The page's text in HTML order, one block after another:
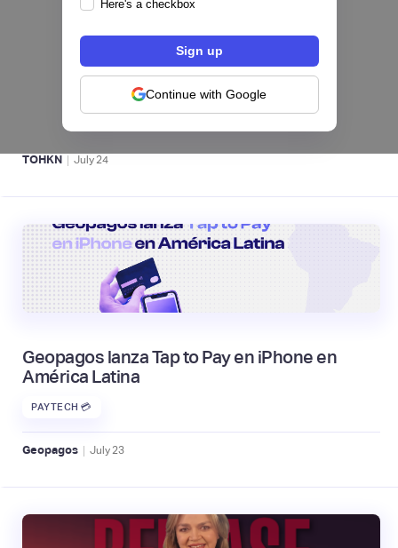
Here's a checkbox
Continue with Google
Fintech salvadoreña TOHKN lanza plataforma
para invertir desde US$10 en acciones de EE.
UU. y criptomonedas
ACTIVOS DIGITALES 👾
TOHKN | July 24
Geopagos lanza Tap to Pay en iPhone en
América Latina
PAYTECH 💳
Geopagos | July 23